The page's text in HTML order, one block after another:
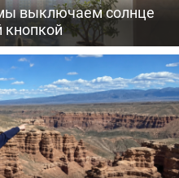
выключаем солнце
кнопкой